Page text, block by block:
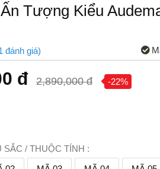
Tượng Kiểu
đánh giá)
đ 2,890,000 đ -22%
SẮC / THUỘC TÍNH :